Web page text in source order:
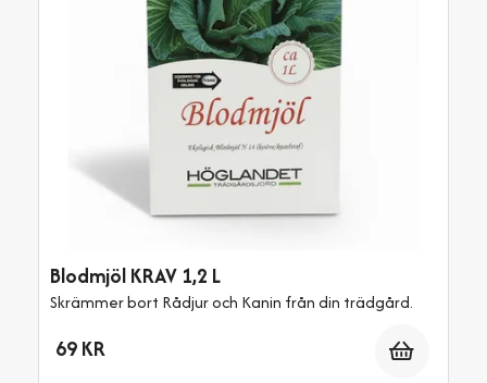
Blodmjöl KRAV 1,2 L
Skrämmer bort Rådjur och Kanin från din trädgård.
69 KR